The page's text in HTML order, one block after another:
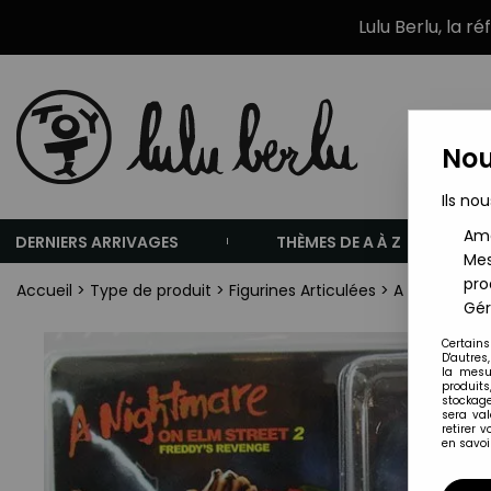
Lulu Berlu, la
DERNIERS ARRIVAGES THÈMES DE A À Z
Accueil > Type de produit > Figurines Articulées > A
Ils
la
sera
retirer
en